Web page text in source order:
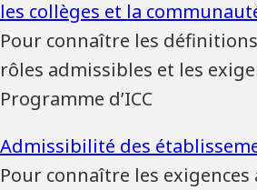
Pour connaître les
rôles admissibles et les
Programme d’ICC
Pour connaître les